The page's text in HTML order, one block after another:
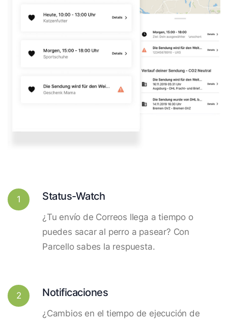
1 Status-Watch
¿Tu envío de Correos llega a tiempo o
puedes sacar al perro a pasear? Con
Parcello sabes la respuesta.
2 Notificaciones
¿Cambios en el tiempo de ejecución de